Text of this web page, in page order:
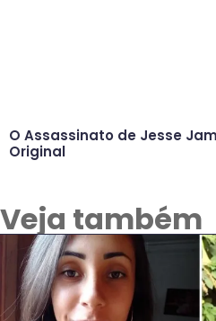
O Assassinato de Jesse
Original
Veja também